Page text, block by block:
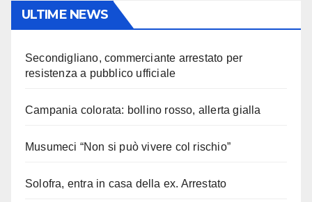
ULTIME NEWS
Secondigliano, commerciante arrestato per
resistenza a pubblico ufficiale
Campania colorata: bollino rosso, allerta gialla
Musumeci “Non si può vivere col rischio”
Solofra, entra in casa della ex. Arrestato